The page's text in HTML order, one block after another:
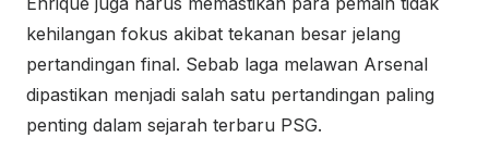
kehilangan fokus akibat tekanan besar jelang
pertandingan final. Sebab laga melawan Arsenal
dipastikan menjadi salah satu pertandingan paling
penting dalam sejarah terbaru PSG.